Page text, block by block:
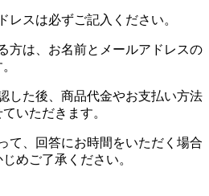
レスは必ずご記入ください。
方は、お名前とメールアドレスの
した後、商品代金やお支払い方法
いただきます。
て、回答にお時間をいただく場合
めご了承ください。